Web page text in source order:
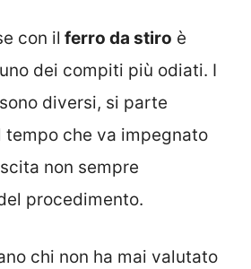
con il ferro da stiro è
dei compiti più odiati. I
diversi, si parte
che va impegnato
non sempre
procedimento.
chi non ha mai valutato